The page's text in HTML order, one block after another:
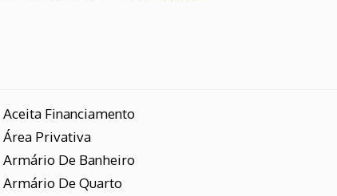
Aceita Financiamento
Área Privativa
Armário De Banheiro
Armário De Quarto